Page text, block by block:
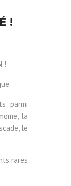
!
!
parmi
la
le
rares